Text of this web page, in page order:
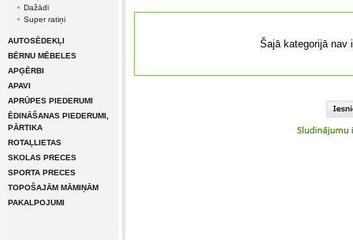
Dažādi
Super ratiņi
AUTOSĒDEKĻI
BĒRNU MĒBELES
APĢĒRBI
APAVI
APRŪPES PIEDERUMI
ĒDINĀŠANAS PIEDERUMI,
PĀRTIKA
ROTAĻLIETAS
SKOLAS PRECES
SPORTA PRECES
TOPOŠAJĀM MĀMIŅĀM
PAKALPOJUMI
Šajā kategorijā nav